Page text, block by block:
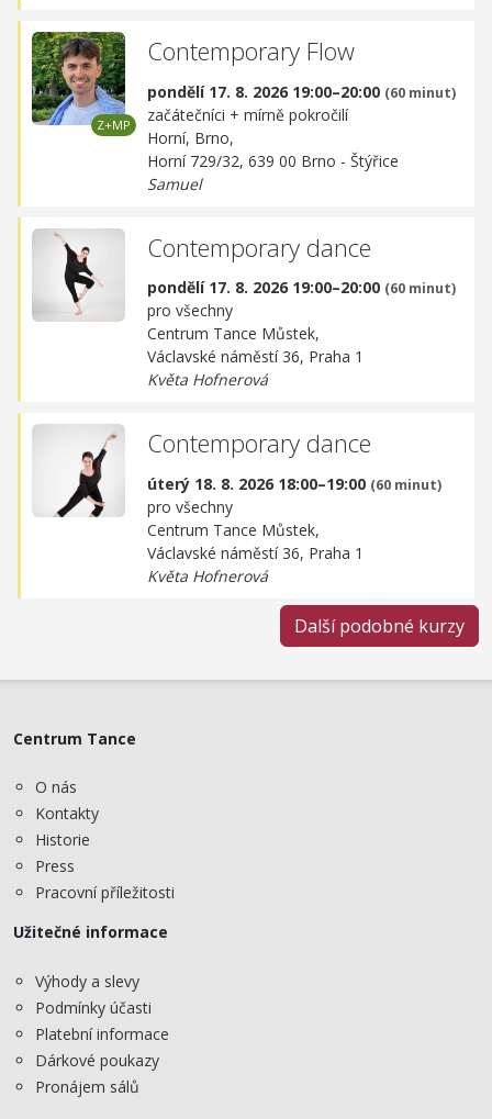
Contemporary Flow
pondělí 17. 8. 2026 19:00–20:00 (60 minut)
začátečníci + mírně pokročilí
Horní, Brno,
Horní 729/32, 639 00 Brno - Štýřice
Samuel
Contemporary dance
pondělí 17. 8. 2026 19:00–20:00 (60 minut)
pro všechny
Centrum Tance Můstek,
Václavské náměstí 36, Praha 1
Květa Hofnerová
Contemporary dance
úterý 18. 8. 2026 18:00–19:00 (60 minut)
pro všechny
Centrum Tance Můstek,
Václavské náměstí 36, Praha 1
Květa Hofnerová
Další podobné kurzy
Centrum Tance
O nás
Kontakty
Historie
Press
Pracovní příležitosti
Užitečné informace
Výhody a slevy
Podmínky účasti
Platební informace
Dárkové poukazy
Pronájem sálů